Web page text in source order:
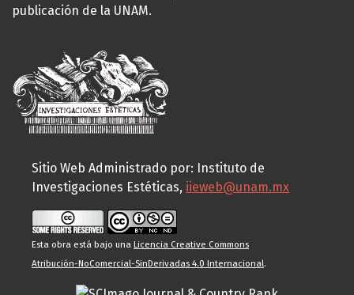
publicación de la UNAM.
Sitio Web Administrado por: Instituto de
Investigaciones Estéticas, iieweb@unam.mx
Esta obra está bajo una Licencia Creative Commons
Atribución-NoComercial-SinDerivadas 4.0 Internacional.